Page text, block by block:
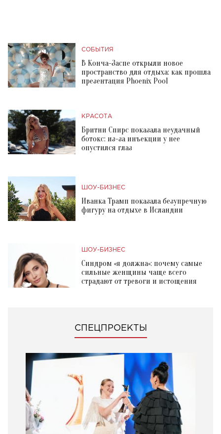
СОБЫТИЯ
В Конча-Заспе открыли новое
пространство для отдыха: как прошла
презентация Phoenix Pool
КРАСОТА
Бритни Спирс показала неудачный
ботокс: из-за инъекции у нее
опустился глаз
ШОУ-БИЗНЕС
Иванка Трамп показала безупречную
фигуру на отдыхе в Исландии
ШОУ-БИЗНЕС
Синдром «я должна»: почему самые
сильные женщины чаще всего
страдают от тревоги и истощения
СПЕЦПРОЕКТЫ